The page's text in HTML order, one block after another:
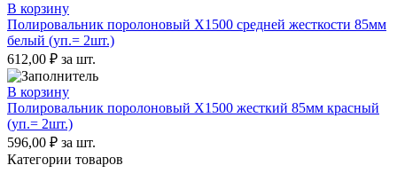
В корзину
Полировальник поролоновый X1500 средней жесткости 85мм
белый (уп.= 2шт.)
612,00 ₽ за шт.
В корзину
Полировальник поролоновый X1500 жесткий 85мм красный
(уп.= 2шт.)
596,00 ₽ за шт.
Категории товаров